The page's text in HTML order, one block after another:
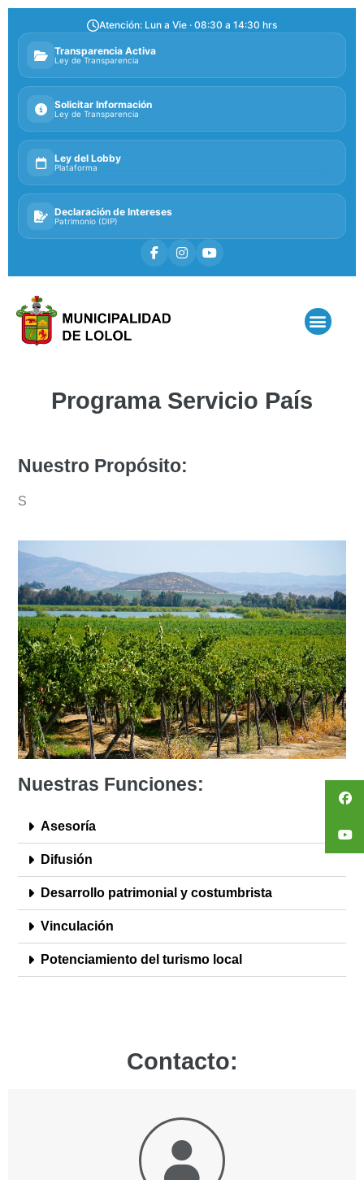
Atención: Lun a Vie · 08:30 a 14:30 hrs
Transparencia Activa
Ley de Transparencia
Solicitar Información
Ley de Transparencia
Ley del Lobby
Plataforma
Declaración de Intereses
Patrimonio (DIP)
Programa Servicio País
Nuestro Propósito:
S
Nuestras Funciones:
Asesoría
Difusión
Desarrollo patrimonial y costumbrista
Vinculación
Potenciamiento del turismo local
Contacto: